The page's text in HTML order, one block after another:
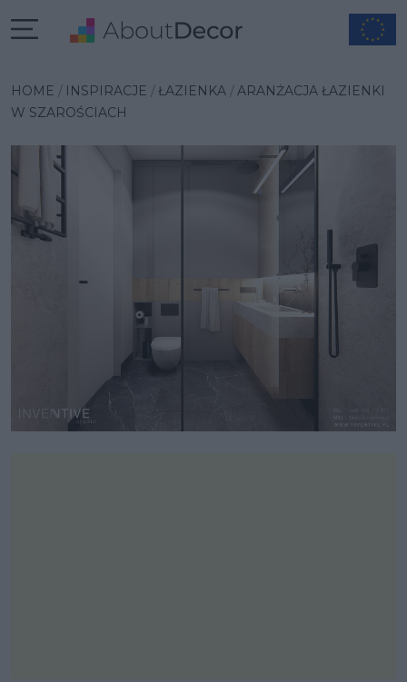
HOME INSPIRACJE ŁAZIENKA
ARANŻACJA ŁAZIENKI
W SZAROŚCIACH